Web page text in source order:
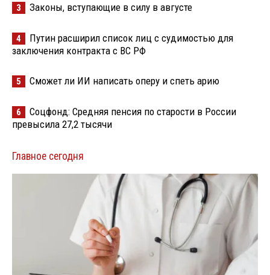
3 Законы, вступающие в силу в августе
4
Путин расширил список лиц с судимостью для
заключения контракта с ВС РФ
5 Сможет ли ИИ написать оперу и спеть арию
6
Соцфонд: Средняя пенсия по старости в России
превысила 27,2 тысячи
Главное сегодня